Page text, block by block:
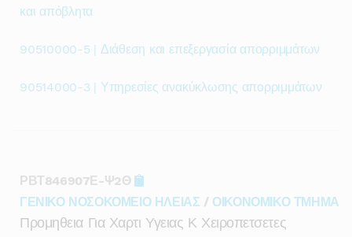
και απόβλητα
90510000-5 | Διάθεση και επεξεργασία απορριμμάτων
90514000-3 | Υπηρεσίες ανακύκλωσης απορριμμάτων
ΡΒΤ846907Ε-Ψ2Θ
ΓΕΝΙΚΟ ΝΟΣΟΚΟΜΕΙΟ ΗΛΕΙΑΣ / ΟΙΚΟΝΟΜΙΚΟ ΤΜΗΜΑ
Προμηθεια Για Χαρτι Υγειας Κ Χειροπετσετες